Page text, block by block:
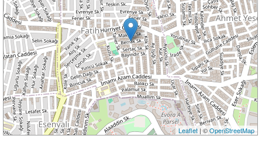
Leaflet| ©OpenStreetMap